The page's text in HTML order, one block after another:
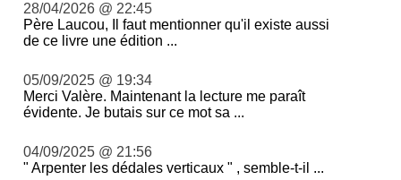
28/04/2026 @ 22:45
Père Laucou, Il faut mentionner qu'il existe aussi
de ce livre une édition ...
05/09/2025 @ 19:34
Merci Valère. Maintenant la lecture me paraît
évidente. Je butais sur ce mot sa ...
04/09/2025 @ 21:56
" Arpenter les dédales verticaux " , semble-t-il ...